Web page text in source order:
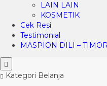
LAIN LAIN
KOSMETIK
Cek Resi
Testimonial
MASPION DILI –
Kategori Belanja